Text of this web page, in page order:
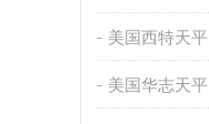
美国西特天平
美国华志天平